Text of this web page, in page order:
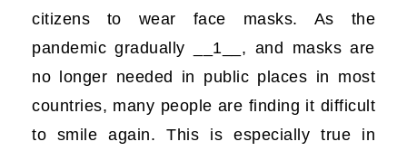
citizens to wear face masks. As the
pandemic gradually __1__, and masks are
no longer needed in public places in most
countries, many people are finding it difficult
to smile again. This is especially true in